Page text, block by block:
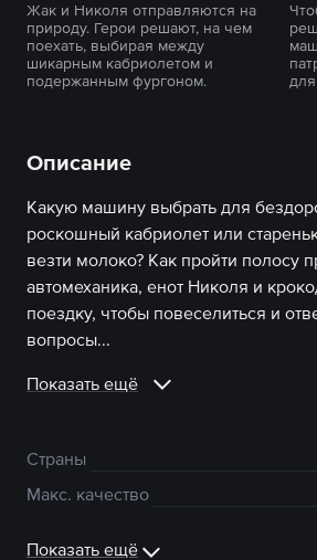
Жак и Николя отправляются на
природу. Герои решают, на чем
поехать, выбирая между
шикарным кабриолетом и
подержанным фургоном.
Описание
Какую машину выбрать для
роскошный кабриолет или
везти молоко? Как пройти полосу
автомеханика, енот Николя и
поездку, чтобы повеселиться и
вопросы...
Показать ещё
Страны
Макс. качество
Показать ещё